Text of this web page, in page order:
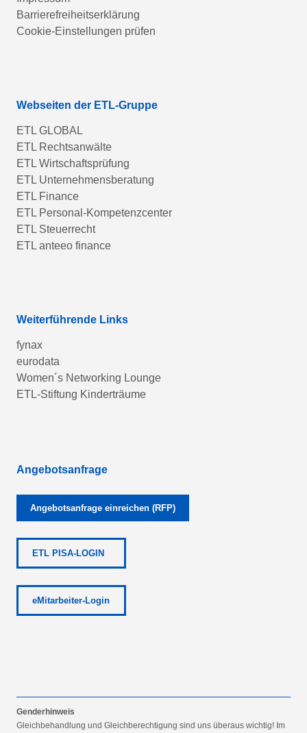
Barrierefreiheitserklärung
Cookie-Einstellungen prüfen
Webseiten der ETL-Gruppe
ETL GLOBAL
ETL Rechtsanwälte
ETL Wirtschaftsprüfung
ETL Unternehmensberatung
ETL Finance
ETL Personal-Kompetenzcenter
ETL Steuerrecht
ETL anteeo finance
Weiterführende Links
fynax
eurodata
Women´s Networking Lounge
ETL-Stiftung Kinderträume
Angebotsanfrage
Angebotsanfrage einreichen (RFP)
ETL PISA-LOGIN
eMitarbeiter-Login
Genderhinweis
Gleichbehandlung und Gleichberechtigung sind uns überaus wichtig! Im